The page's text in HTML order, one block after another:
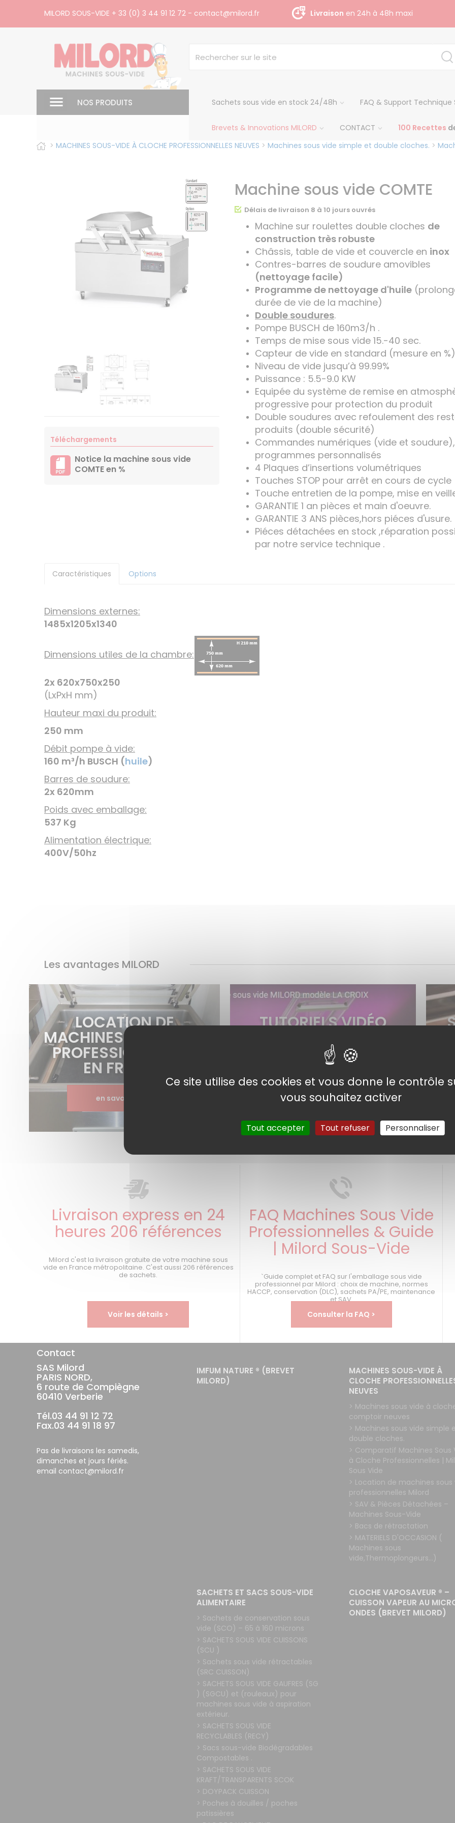
MILORD SOUS-VIDE + 33 (0) 3 44 91 12 72 - contact@milord.fr Livraison gratuite dès 140 € H.T
NOS PRODUITS Sachets sous vide en stock 24/48h FAQ & Support Technique
Brevets & Innovations MILORD CONTACT 100 Recettes
> MACHINES SOUS-VIDE À CLOCHE PROFESSIONNELLES NEUVES > Machines sous vide simple et double cloches. >
Téléchargements
Notice la machine sous vide
COMTE en %
Machine sous vide COMTE
Délais de livraison 8 à 10 jours ouvrés
Machine sur roulettes double cloches de
construction très robuste
Châssis, table de vide et couvercle en inox
Contres-barres de soudure amovibles
(nettoyage facile)
Programme de nettoyage d'huile
durée de vie de la machine)
Double soudures.
Pompe BUSCH de 160m3/h .
Temps de mise sous vide 15.-40 sec.
Capteur de vide en standard (mesure en
Niveau de vide jusqu’à 99.99%
Puissance : 5.5-9.0 KW
Equipée du système de remise en
progressive pour protection du produit
Double soudures avec refoulement des
produits (double sécurité)
Commandes numériques (vide et soudure),
programmes personnalisés
4 Plaques d’insertions volumétriques
Touches STOP pour arrêt en cours de cycle
Touche entretien de la pompe, mise en
GARANTIE 1 an pièces et main d'oeuvre.
GARANTIE 3 ANS pièces,hors piéces d'usure.
Piéces détachées en stock ,réparation
par notre service technique .
Caractéristiques Options
Dimensions externes:
1485x1205x1340
Dimensions utiles de la chambre:
2x 620x750x250
(LxPxH mm)
Hauteur maxi du produit:
250 mm
Débit pompe à vide:
160 m³/h BUSCH (huile)
Barres de soudure:
2x 620mm
Poids avec emballage:
537 Kg
Alimentation électrique:
400V/50hz
Les avantages MILORD
LOCATION DE
MACHINES SOUS VIDE
PROFESSIONNELLES
EN FRANCE
en savoir plus >
TUTORIELS VIDÉO
PRO
en savoir plus >
Livraison express en 24
heures 206 références
Milord c'est la livraison gratuite de votre machine sous
vide en France métropolitaine. C'est aussi 206 références
de sachets.
Voir les détails >
FAQ Machines Sous Vide
Professionnelles & Guide
| Milord Sous-Vide
`Guide complet et FAQ sur l'emballage sous vide
professionnel par Milord : choix de machine, normes
HACCP, conservation (DLC), sachets PA/PE, maintenance
et SAV.
Consulter la FAQ >
Contact
SAS Milord
PARIS NORD,
6 route de Compiègne
60410 Verberie
Tél.03 44 91 12 72
Fax.03 44 91 18 97
Pas de livraisons les samedis,
dimanches et jours fériés.
email contact@milord.fr
IMFUM NATURE ® (BREVET
MILORD)
MACHINES SOUS-VIDE À
CLOCHE
NEUVES
> Machines sous vide à
comptoir neuves
> Machines sous vide simple
double cloches.
> Comparatif Machines Sous
à Cloche Professionnelles |
Sous Vide
> Location de machines sous
professionnelles Milord
> SAV & Pièces Détachées –
Machines Sous-Vide
> Bacs de rétractation
> MATERIELS D'OCCASION (
Machines sous
vide,Thermoplongeurs...)
SACHETS ET SACS SOUS-VIDE
ALIMENTAIRE
> Sachets de conservation sous
vide (SCO) – 65 à 160 microns
> SACHETS SOUS VIDE CUISSONS
(SCU )
> Sachets sous vide rétractables
(SRC CUISSON)
> SACHETS SOUS VIDE GAUFRES (SG
) (SGCU) et (rouleaux) pour
machines sous vide à aspiration
extérieur.
> SACHETS SOUS VIDE
RECYCLABLES (RECY)
> Sacs sous-vide Biodégradables
Compostables .
> SACHETS SOUS VIDE
KRAFT/TRANSPARENTS SCOK
> DOYPACK CUISSON
> Poches à douilles / poches
patissières
CLOCHE VAPOSAVEUR ® –
CUISSON VAPEUR AU
ONDES (BREVET MILORD)
Ce site utilise des cookies et vous donne le contrôle
vous souhaitez activer
Tout accepter Tout refuser Personnaliser